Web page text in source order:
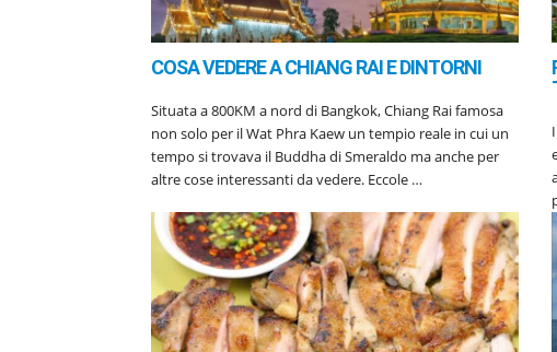
COSA VEDERE A CHIANG RAI E DINTORNI
Situata a 800KM a nord di Bangkok, Chiang Rai famosa
non solo per il Wat Phra Kaew un tempio reale in cui un
tempo si trovava il Buddha di Smeraldo ma anche per
altre cose interessanti da vedere. Eccole …